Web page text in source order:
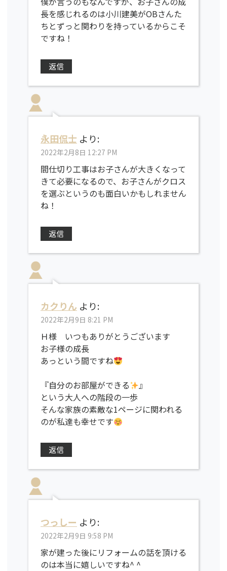
長を感じれるのは小川建美がOBさんた
ちとずっと関わりを持っているからこそ
ですね！
返信
永田侃士 より:
2022年2月8日 12:27 PM
間仕切り工事はお子さんが大きくなって
きて必要になるので、お子さんがクロス
を選ぶというのも面白いかもしれません
ね！
返信
カクりん より:
2022年2月9日 8:21 PM
Ｈ様 いつもありがとうございます
お子様の成長
あっという間ですね
『自分のお部屋ができる
』
という大人への階段の一歩
そんな家族の素敵な1ページに関われる
のが私達も幸せです
返信
つっしー より:
2022年2月9日 9:58 PM
家が建った後にリフォームの話を頂ける
のは本当に嬉しいですね^ ^